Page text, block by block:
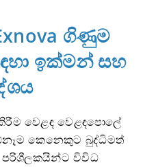
ගිණුම
ඉක්මන් සහ
වෙළඳ වෙළඳපොලේ
කෙනෙකුට බුද්ධිමත්
පරිශීලකයින්ට විවිධ